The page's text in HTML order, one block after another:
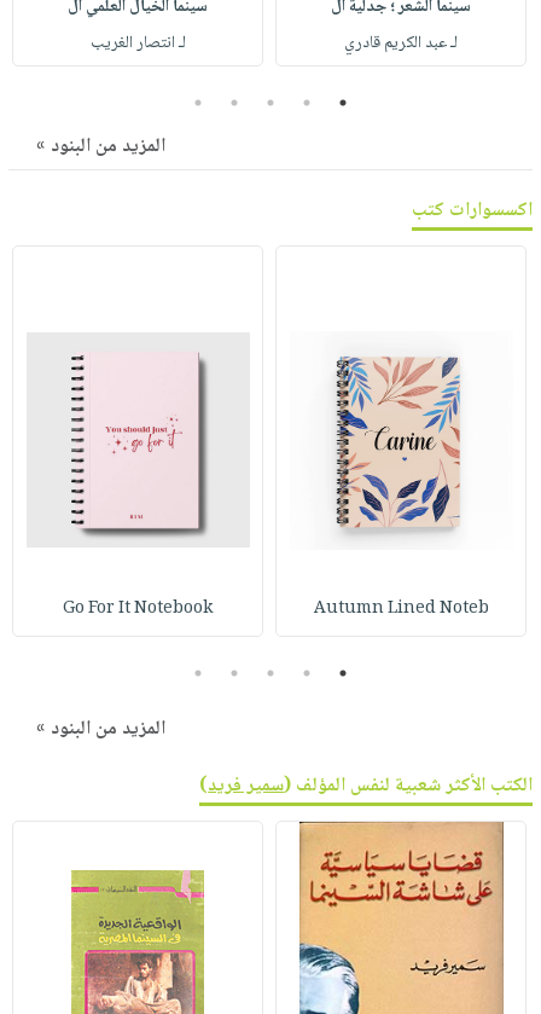
صابون
أطفال
فيديوهات
أسئلة
خدمات
وفرات
التسوق
سينما الشعر ؛ جدلية ال
لـ عبد الكريم قادري
سينما الخيال العلمي ال
لـ انتصار الغريب
1
2
3
4
5
المزيد من البنود »
اكسسوارات كتب
Autumn Lined Noteb
Go For It Notebook
1
2
3
4
5
المزيد من البنود »
الكتب الأكثر شعبية لنفس المؤلف (سمير فريد)